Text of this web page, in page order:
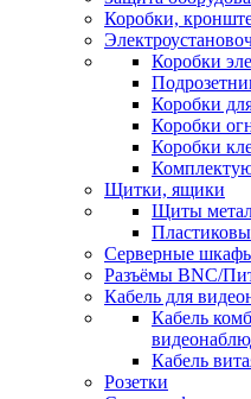
Коробки,
Коробки
Коробки
Коробки
Коробки
Щитки, ящики
Щиты
Серверные
Разъёмы BNC/
Кабель для
Кабель
Кабель
Розетки